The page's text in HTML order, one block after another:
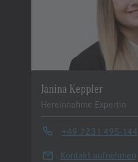
Janina Keppler
Hereinnahme-Expertin
+49 7231 495-144
Kontakt aufnehmen